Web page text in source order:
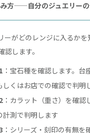
方——自分のジュエリー
ーがどのレンジに入るか
します。
：宝石種を確認します。台
しくはお店での確認で判明
：カラット（重さ）を確認
計測で判明します
：シリーズ・刻印の有無を